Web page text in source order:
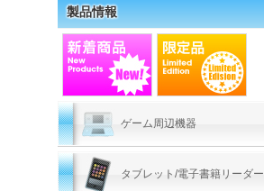
製品情報
ゲーム周辺機器
タブレット/電子書籍リーダー